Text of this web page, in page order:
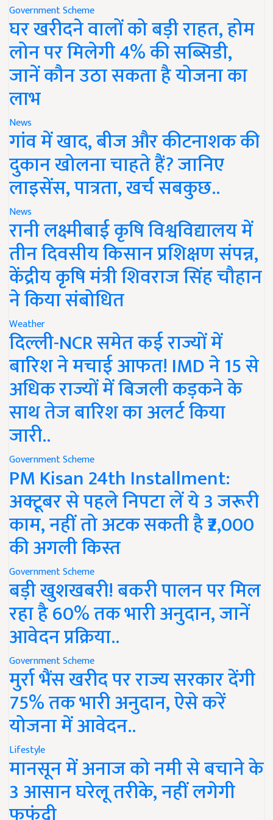
Government Scheme
घर खरीदने वालों को बड़ी राहत, होम
लोन पर मिलेगी 4% की सब्सिडी,
जानें कौन उठा सकता है योजना का
लाभ
News
गांव में खाद, बीज और कीटनाशक की
दुकान खोलना चाहते हैं? जानिए
लाइसेंस, पात्रता, खर्च सबकुछ..
News
रानी लक्ष्मीबाई कृषि विश्वविद्यालय में
तीन दिवसीय किसान प्रशिक्षण संपन्न,
केंद्रीय कृषि मंत्री शिवराज सिंह चौहान
ने किया संबोधित
Weather
दिल्ली-NCR समेत कई राज्यों में
बारिश ने मचाई आफत! IMD ने 15 से
अधिक राज्यों में बिजली कड़कने के
साथ तेज बारिश का अलर्ट किया
जारी..
Government Scheme
PM Kisan 24th Installment:
अक्टूबर से पहले निपटा लें ये 3 जरूरी
काम, नहीं तो अटक सकती है ₹2,000
की अगली किस्त
Government Scheme
बड़ी खुशखबरी! बकरी पालन पर मिल
रहा है 60% तक भारी अनुदान, जानें
आवेदन प्रक्रिया..
Government Scheme
मुर्रा भैंस खरीद पर राज्य सरकार देंगी
75% तक भारी अनुदान, ऐसे करें
योजना में आवेदन..
Lifestyle
मानसून में अनाज को नमी से बचाने के
3 आसान घरेलू तरीके, नहीं लगेगी